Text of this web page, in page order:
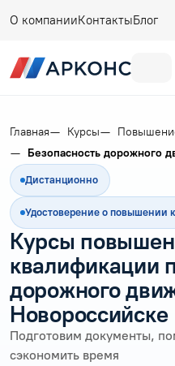
О компанииКонтактыБлог
Главная Курсы
Безопасность дорожного
Дистанционно
Удостоверение о повышении
Курсы
квалификации
дорожного
Новороссийске
Подготовим документы,
сэкономить время